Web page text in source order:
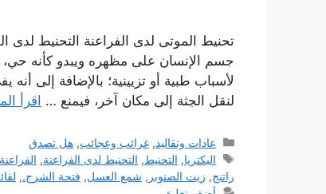
تحنيط الموتى لدى الفراعنة التحنيط
جسم الإنسان على مظهره ويبدو كأنه
لأسباب طبية أو تزيينية؛ بالإضافة إلى
لنقل الجثة إلى مكان آخر، فيمنع … اقرأ
التصنيفات
عادات وتقاليد,غرائب وعجائب,هل تصدق
الوسوم
البكتريا, التحنيط, التحنيط لدى الفراعنة, الفراعنة
راتنج, زيت الصنوبر , شمع العسل, فتحة الشرج.,